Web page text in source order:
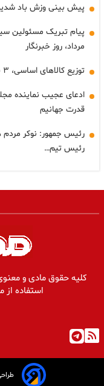
پیش بینی وزش باد
مرداد، روز خبرنگار
توزیع کالاهای اساسی، ۳ برابر تقاضا است
ادعای عجیب نماینده
قدرت جهانیم
رئیس جمهور: نوکر مردم
رئیس تیم…
کلیه حقوق مادی و
استفاده از